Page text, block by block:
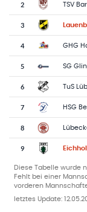
2 TSV
3
4 GHG
5 SG
6 TuS
7 HSG
8
9
Diese Tabelle wurde
Fehlt bei einer
vorderen
letztes Update: